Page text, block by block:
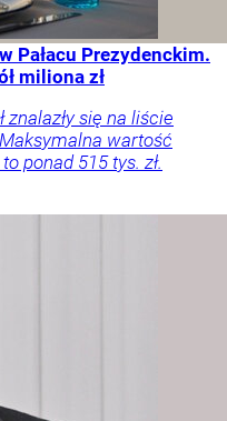
Pałacu Prezydenckim.
miliona zł
się na liście
wartość
ponad 515 tys. zł.